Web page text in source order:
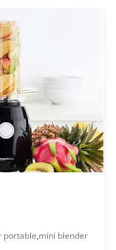
portable,mini blender